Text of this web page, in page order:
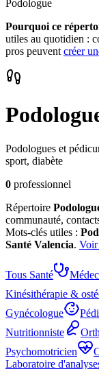
Podologue
Pourquoi ce
utiles au quotidien :
pros peuvent créer
Podologues et
sport, diabète
0 professionnel
Répertoire
communauté,
Mots-clés utiles :
Santé Valencia. Voir
Tous Santé
Kinésithérapie &
Gynécologue
Nutritionniste
Psychomotricien
Laboratoire